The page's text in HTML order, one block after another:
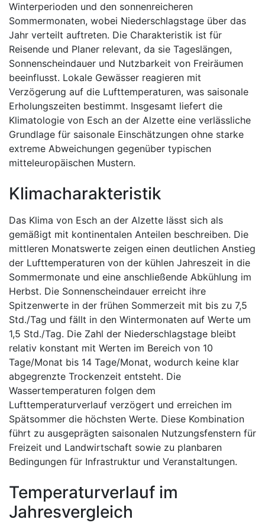
Winterperioden und den sonnenreicheren
Sommermonaten, wobei Niederschlagstage über das
Jahr verteilt auftreten. Die Charakteristik ist für
Reisende und Planer relevant, da sie Tageslängen,
Sonnenscheindauer und Nutzbarkeit von Freiräumen
beeinflusst. Lokale Gewässer reagieren mit
Verzögerung auf die Lufttemperaturen, was saisonale
Erholungszeiten bestimmt. Insgesamt liefert die
Klimatologie von Esch an der Alzette eine verlässliche
Grundlage für saisonale Einschätzungen ohne starke
extreme Abweichungen gegenüber typischen
mitteleuropäischen Mustern.
Klimacharakteristik
Das Klima von Esch an der Alzette lässt sich als
gemäßigt mit kontinentalen Anteilen beschreiben. Die
mittleren Monatswerte zeigen einen deutlichen Anstieg
der Lufttemperaturen von der kühlen Jahreszeit in die
Sommermonate und eine anschließende Abkühlung im
Herbst. Die Sonnenscheindauer erreicht ihre
Spitzenwerte in der frühen Sommerzeit mit bis zu 7,5
Std./Tag und fällt in den Wintermonaten auf Werte um
1,5 Std./Tag. Die Zahl der Niederschlagstage bleibt
relativ konstant mit Werten im Bereich von 10
Tage/Monat bis 14 Tage/Monat, wodurch keine klar
abgegrenzte Trockenzeit entsteht. Die
Wassertemperaturen folgen dem
Lufttemperaturverlauf verzögert und erreichen im
Spätsommer die höchsten Werte. Diese Kombination
führt zu ausgeprägten saisonalen Nutzungsfenstern für
Freizeit und Landwirtschaft sowie zu planbaren
Bedingungen für Infrastruktur und Veranstaltungen.
Temperaturverlauf im
Jahresvergleich